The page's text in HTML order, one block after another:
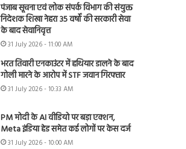
पंजाब सूचना एवं लोक संपर्क विभाग की संयुक्त
निदेशक शिखा नेहरा 35 वर्षों की सरकारी सेवा
के बाद सेवानिवृत्त
31 July 2026 - 11:00 AM
भरत तिवारी एनकाउंटर में हथियार डालने के बाद
गोली मारने के आरोप में STF जवान गिरफ्तार
31 July 2026 - 10:33 AM
PM मोदी के AI वीडियो पर बड़ा एक्शन,
Meta इंडिया हेड समेत कई लोगों पर केस दर्ज
31 July 2026 - 10:00 AM